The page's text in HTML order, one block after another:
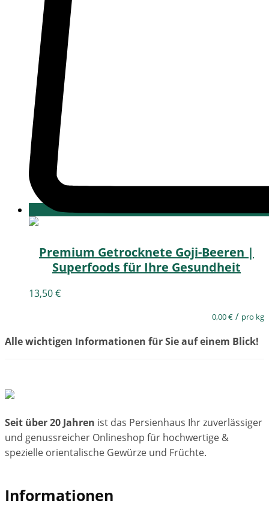
Premium Getrocknete Goji-Beeren |
Superfoods für Ihre Gesundheit
13,50€
0,00€ / pro kg
Alle wichtigen Informationen für Sie auf einem Blick!
Seit über 20 Jahren ist das Persienhaus Ihr zuverlässiger
und genussreicher Onlineshop für hochwertige &
spezielle orientalische Gewürze und Früchte.
Informationen